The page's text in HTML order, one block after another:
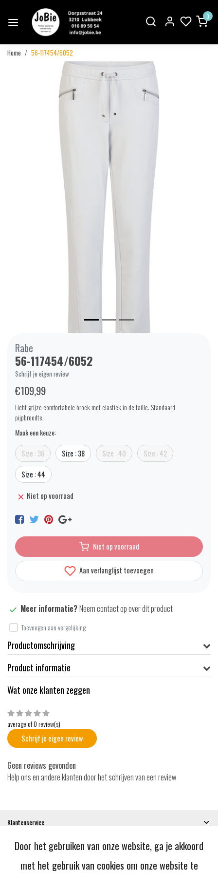
0
Home 56-117454/6052
Rabe
56-117454/6052
Schrijf je eigen review
€109,99
Licht grijze comfortabele broek met elastiek in de taille. Standaard
pijpbreedte.
Maak een keuze:
Size : 36 Size : 38 Size : 40 Size : 42
Size : 44
Niet op voorraad
Niet op voorraad
Aan verlanglijst toevoegen
Meer informatie?Neem contact op over dit product
Toevoegen aan vergelijking
Productomschrijving
Product informatie
Wat onze klanten zeggen
average of 0 review(s)
Schrijf je eigen review
Geen reviews gevonden
Help ons en andere klanten door het schrijven van een review
Klantenservice
Categorieën
Contactgegevens
Door het gebruiken van onze website, ga je akkoord
met het gebruik van cookies om onze website te